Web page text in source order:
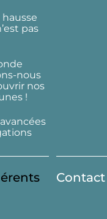
hausse
pas
nous
nos
!
Contact